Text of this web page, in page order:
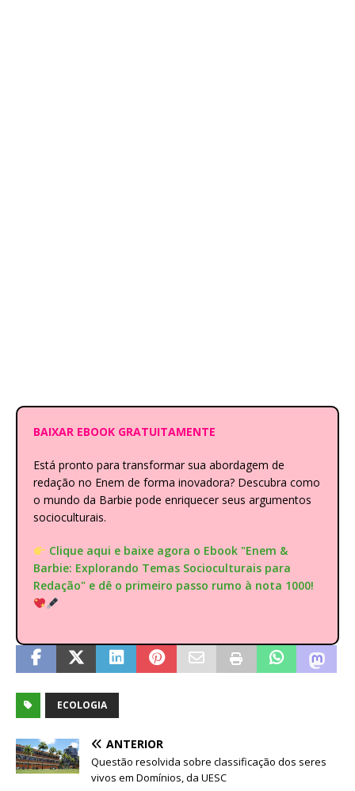
BAIXAR EBOOK GRATUITAMENTE
Está pronto para transformar sua abordagem de
redação no Enem de forma inovadora? Descubra como
o mundo da Barbie pode enriquecer seus argumentos
socioculturais.
Clique aqui e baixe agora o Ebook "Enem &
Barbie: Explorando Temas Socioculturais para
Redação" e dê o primeiro passo rumo à nota 1000!
ECOLOGIA
ANTERIOR
Questão resolvida sobre classificação dos seres
vivos em Domínios, da UESC